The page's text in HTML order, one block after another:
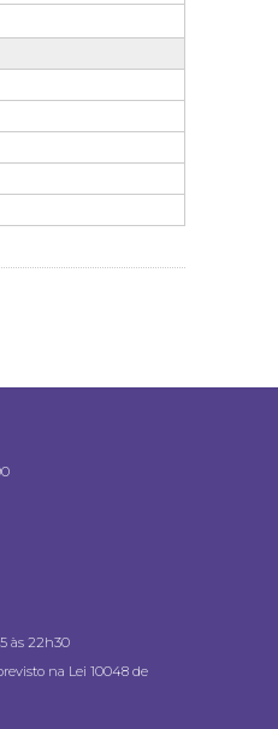
às 22h30
na Lei 10048 de